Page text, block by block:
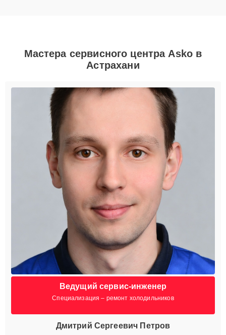
Мастера сервисного центра Asko в
Астрахани
Ведущий сервис-инженер
Специализация – ремонт холодильников
Дмитрий Сергеевич Петров